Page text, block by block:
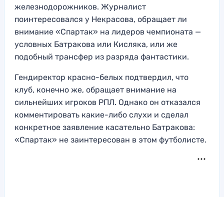
железнодорожников. Журналист
поинтересовался у Некрасова, обращает ли
внимание «Спартак» на лидеров чемпионата —
условных Батракова или Кисляка, или же
подобный трансфер из разряда фантастики.
Гендиректор красно-белых подтвердил, что
клуб, конечно же, обращает внимание на
сильнейших игроков РПЛ. Однако он отказался
комментировать какие-либо слухи и сделал
конкретное заявление касательно Батракова:
«Спартак» не заинтересован в этом футболисте.